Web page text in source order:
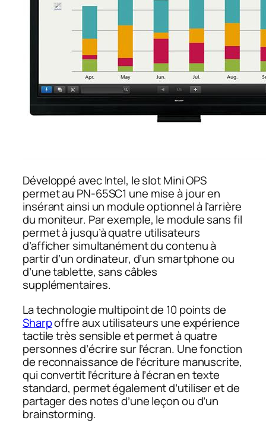
Développé avec Intel, le slot Mini OPS
permet au PN-65SC1 une mise à jour en
insérant ainsi un module optionnel à l’arrière
du moniteur. Par exemple, le module sans fil
permet à jusqu’à quatre utilisateurs
d’afficher simultanément du contenu à
partir d’un ordinateur, d’un smartphone ou
d’une tablette, sans câbles
supplémentaires.
La technologie multipoint de 10 points de
Sharpoffre aux utilisateurs une expérience
tactile très sensible et permet à quatre
personnes d’écrire sur l’écran. Une fonction
de reconnaissance de l’écriture manuscrite,
qui convertit l’écriture à l’écran en texte
standard, permet également d’utiliser et de
partager des notes d’une leçon ou d’un
brainstorming.